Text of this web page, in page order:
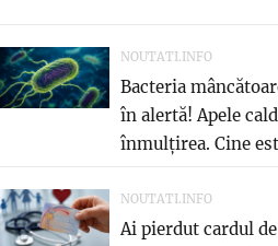
NOUTATI.INFO
Bacteria
în alertă! Apele
înmulțirea. Cine
NOUTATI.INFO
Ai pierdut cardul